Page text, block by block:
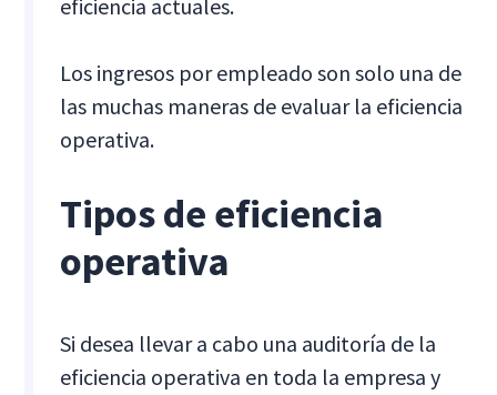
eficiencia actuales.
Los ingresos por empleado son solo una de
las muchas maneras de evaluar la eficiencia
operativa.
Tipos de eficiencia
operativa
Si desea llevar a cabo una auditoría de la
eficiencia operativa en toda la empresa y